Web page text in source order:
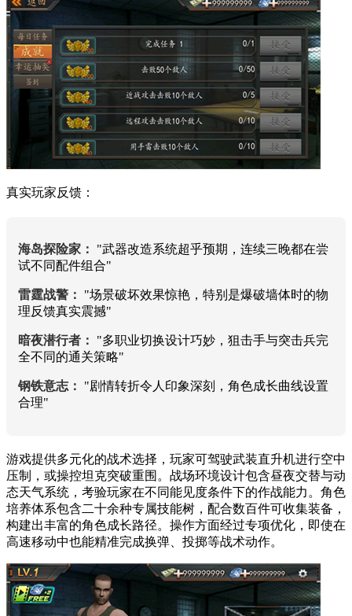
真实玩家反馈：
海岛探险家：
"武器改造系统超乎预期，连续三晚都在尝
试不同配件组合"
雷霆战警：
"场景破坏效果惊艳，特别是爆破墙体时的物
理反馈真实震撼"
暗夜潜行者：
"多职业切换设计巧妙，狙击手与突击兵完
全不同的通关策略"
钢铁意志：
"剧情转折令人印象深刻，角色成长曲线设置
合理"
游戏提供多元化的战术选择，玩家可驾驶武装直升机进行空中
压制，或操控坦克突破重围。战场环境设计包含昼夜交替与动
态天气系统，考验玩家在不同能见度条件下的作战能力。角色
培养体系包含二十余种专属技能树，配合数百件可收集装备，
构建出丰富的角色成长路径。操作方面经过专项优化，即使在
高速移动中也能精准完成换弹、投掷等战术动作。